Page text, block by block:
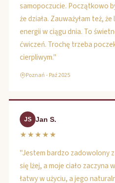
samopoczucie. Początkowo
że działa. Zauważyłam też,
energii w ciągu dnia. To
ćwiczeń. Trochę trzeba
cierpliwym."
Poznań - Paź 2025
JS Jan S.
★★★★★
"Jestem bardzo zadowolony
się lżej, a moje ciało zaczyna
łatwy w użyciu, a jego